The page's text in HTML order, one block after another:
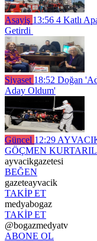
Asayiş 13:56 4 Katlı
Getirdi
Siyaset 18:52 Doğan
Aday Oldum'
Güncel 12:29
GÖÇMEN
ayvacikgazetesi
BEĞEN
gazeteayvacik
TAKİP ET
medyabogaz
TAKİP ET
@bogazmedyatv
ABONE OL